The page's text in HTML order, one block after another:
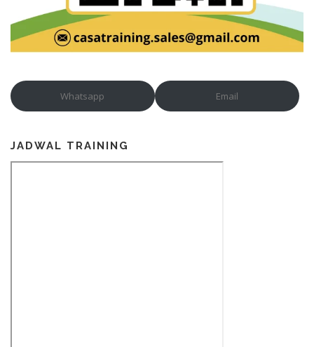
Whatsapp Email
JADWAL TRAINING